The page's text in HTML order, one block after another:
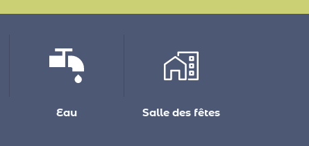
Eau Salle des fêtes